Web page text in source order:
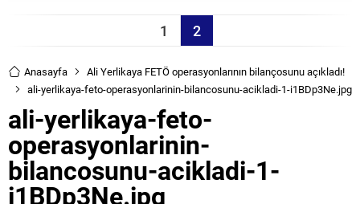
1 2
Anasayfa
Ali Yerlikaya FETÖ operasyonlarının bilançosunu açıkladı!
ali-yerlikaya-feto-operasyonlarinin-bilancosunu-acikladi-1-i1BDp3Ne.jpg
ali-yerlikaya-feto-
operasyonlarinin-
bilancosunu-acikladi-1-
i1BDp3Ne.jpg